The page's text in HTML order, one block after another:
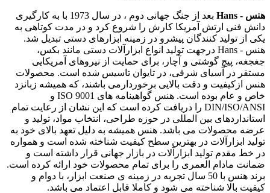
هنس - Hans
بعد از جنگ جهانی دوم ، در سال 1973 با به کارگیری
دانش فنی ارتش آمریکا کارش را شروع کرد و در مدت کوتاهی به
یکی از تولید کنندگان پیشرو در زمینه ابزارهای دستی تبدیل شد.
هنس - Hans درجهت تولید انواع ابزارآلات دستی مانند بکس،
جغجغه، پیچ گوشتی و آچار، برای حمایت از نیروهای آمریکایی
مستقر در آسیای شرقی، در تایوان تاسیس شده است. محصولات
هنس ازکیفیت و دقت بالایی برخوردارمی باشند، که همیشه زبانزد
خاص و عام بوده است. هنس گواهینامه های ISO 9001 و
DIN/ISO/ANSI را دریافت کرده است که این نشان از رعایت تمام
استانداردهای بین المللی در حوزه طراحی، انتخاب مواد، تولید و
عرضه محصولات می باشد. هنس همیشه به دلیل تعهد بالای خود به
تولید ابزارآلات در بهترین سطح کیفیت شناخته شده است و همواره
در خط مقدم تولید ابزارآلات در بازار جهانی قرار داشته است و
ضمانت مادام العمری را برای تمام محصولات خود ارائه کرده است.
برند هنس با 50 سال تجربه در زمینه ی صنعت ابزار، با دوام و
کیفیت بالا شناخته می شود و کاملا قابل اعتماد می باشد.